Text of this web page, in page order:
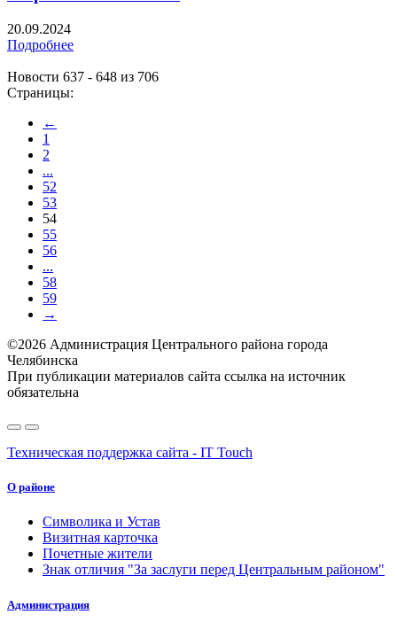
20.09.2024
Подробнее
Новости 637 - 648 из 706
Страницы:
←
1
2
...
52
53
54
55
56
...
58
59
→
©2026 Администрация Центрального района города
Челябинска
При публикации материалов сайта ссылка на источник
обязательна
Техническая поддержка сайта - IT Touch
О районе
Символика и Устав
Визитная карточка
Почетные жители
Знак отличия "За заслуги перед Центральным районом"
Администрация